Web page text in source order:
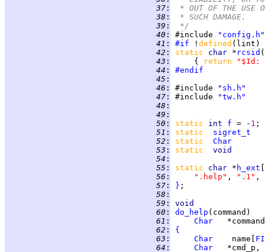
  37
:
* OUT OF THE USE
  38
:
* SUCH DAMAGE.
  39
:
*/
  40
: #include
"config.h"
  41
: #if ! defined (lint)
  42
: static char * rcsid
  43
:
     {
return
"$Id:
  44
:
#endif
  45
:
  46
: #include
"sh.h"
  47
: #include
"tw.h"
  48
:
  49
:
  50
: static int f = - 1
  51
: static sigret_t
  52
: static Char
  53
: static
  54
:
  55
: static char * h_ext
  56
: ".help" , ".1" ,
  57
: }
  58
:
  59
:
void
  60
: do_help
  61
:
Char
  62
:
{
  63
: Char
    name[
  64
:
Char